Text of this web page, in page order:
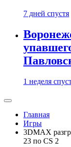
7 дней спустя
1 неделя
Главная
Игры
3DMAX
23 по CS 2